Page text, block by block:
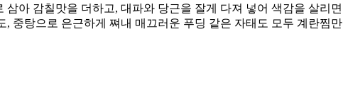
아 감칠맛을 더하고, 대파와 당근을 잘게 다져 넣어 색감을 살리면
중탕으로 은근하게 쪄내 매끄러운 푸딩 같은 자태도 모두 계란찜만